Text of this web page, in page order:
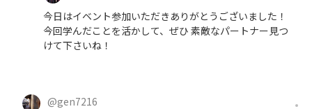
今日はイベント参加いただきありがとうございました！
今回学んだことを活かして、ぜひ 素敵なパートナー見つ
けて下さいね！
@gen7216